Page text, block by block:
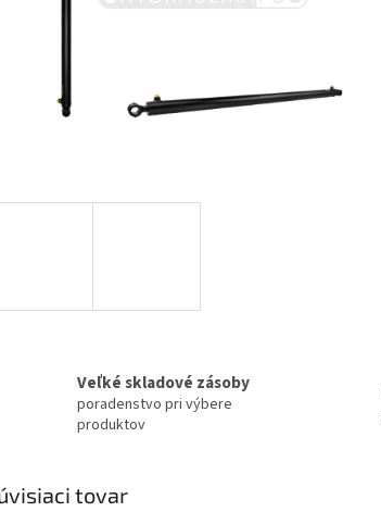
Veľké skladové zásoby
poradenstvo pri výbere
produktov
tovar